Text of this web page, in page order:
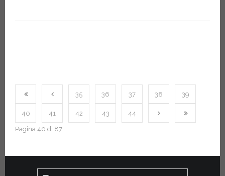
35 36 37 38 39
40 41 42 43 44
Pagina 40 di 87